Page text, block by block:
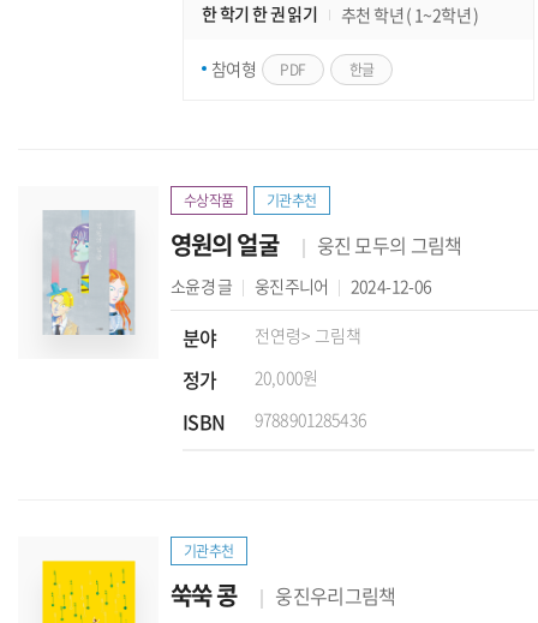
한 학기 한 권 읽기 추천 학년 ( 1~2학년 )
참여형 PDF 한글
수상작품 기관추천
영원의 얼굴 웅진 모두의 그림책
소윤경 글 웅진주니어 2024-12-06
분야 전연령> 그림책
정가 20,000원
ISBN 9788901285436
기관추천
쑥쑥 콩 웅진우리그림책